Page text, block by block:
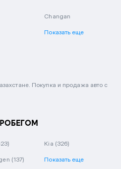
Changan
Показать еще
Покупка и продажа авто с
Kia (326)
(137) Показать еще